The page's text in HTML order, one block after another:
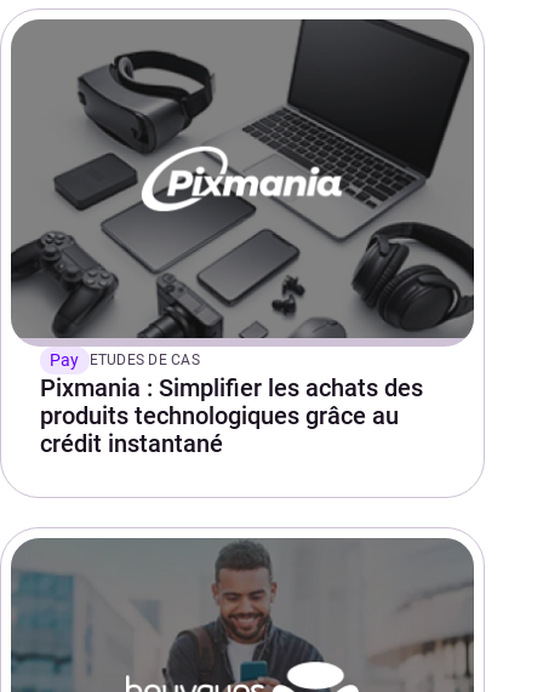
Pay ETUDES DE CAS
Pixmania : Simplifier les achats des
produits technologiques grâce au
crédit instantané